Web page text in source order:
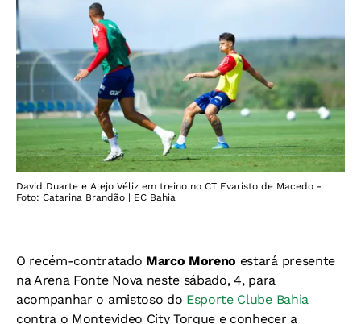
David Duarte e Alejo Véliz em treino no CT Evaristo de Macedo -
Foto: Catarina Brandão | EC Bahia
O recém-contratado Marco Moreno estará presente
na Arena Fonte Nova neste sábado, 4, para
acompanhar o amistoso do Esporte Clube Bahia
contra o Montevideo City Torque e conhecer a